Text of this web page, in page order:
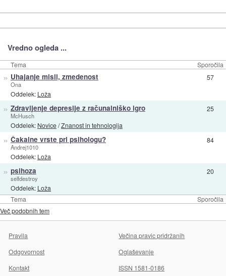
Vredno ogleda ...
Tema Sporočila
Tema Sporočila
» Uhajanje misli, zmedenost
Ona
Oddelek: Loža
57
» Zdravljenje depresije z računalniško igro
McHusch
Oddelek: Novice/Znanost in tehnologija
25
» Čakalne vrste pri psihologu?
Andrej1010
Oddelek: Loža
84
» psihoza
selfdestroy
Oddelek: Loža
20
Več podobnih tem
Pravila
Večina pravic pridržanih
Odgovornost
Oglaševanje
Kontakt
ISSN 1581-0186